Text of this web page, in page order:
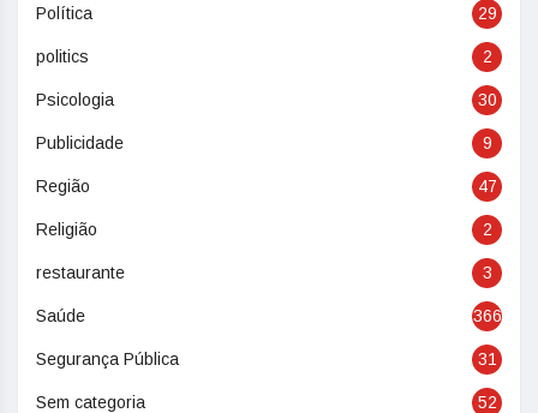
Política 29
politics 2
Psicologia 30
Publicidade 9
Região 47
Religião 2
restaurante 3
Saúde 366
Segurança Pública 31
Sem categoria 52